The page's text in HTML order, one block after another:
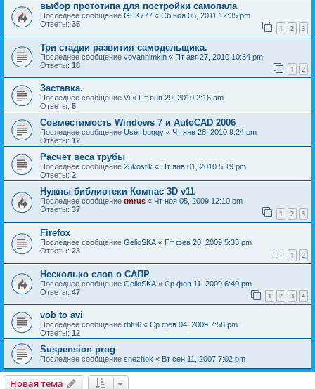
выбор прототипа для постройки самопала
Последнее сообщение GEK777 « Сб ноя 05, 2011 12:35 pm
Ответы: 35 1 2 3
Три стадии развития самодельщика.
Последнее сообщение vovanhimkin « Пт авг 27, 2010 10:34 pm
Ответы: 18 1 2
Заставка.
Последнее сообщение Vi « Пт янв 29, 2010 2:16 am
Ответы: 5
Совместимость Windows 7 и AutoCAD 2006
Последнее сообщение User buggy « Чт янв 28, 2010 9:24 pm
Ответы: 12
Расчет веса трубы
Последнее сообщение 25kostik « Пт янв 01, 2010 5:19 pm
Ответы: 2
Нужны библиотеки Компас 3D v11
Последнее сообщение tmrus « Чт ноя 05, 2009 12:10 pm
Ответы: 37 1 2 3
Firefox
Последнее сообщение GelioSKA « Пт фев 20, 2009 5:33 pm
Ответы: 23 1 2
Несколько слов о САПР
Последнее сообщение GelioSKA « Ср фев 11, 2009 6:40 pm
Ответы: 47 1 2 3 4
vob to avi
Последнее сообщение rbt06 « Ср фев 04, 2009 7:58 pm
Ответы: 12
Suspension prog
Последнее сообщение snezhok « Вт сен 11, 2007 7:02 pm
Новая тема